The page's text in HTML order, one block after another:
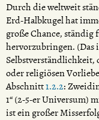
Durch die weltweit
Erd-Halbkugel hat
große Chance,
hervorzubringen. (Das
oder religiösen
Abschnitt1.2.2:
1“ (2-5-er Universum)
ist ein großer